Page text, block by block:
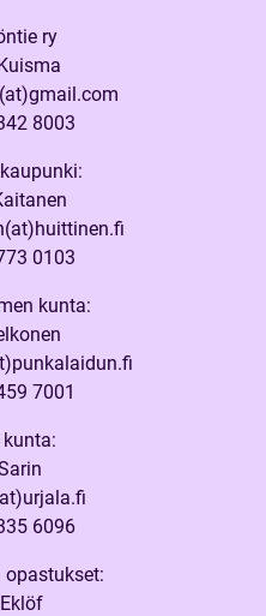
ry
8003
0103
kunta:
7001
6096